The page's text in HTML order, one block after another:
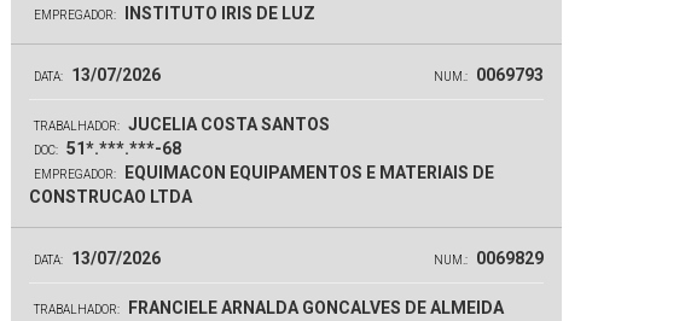
EMPREGADOR: INSTITUTO IRIS DE LUZ
DATA: 13/07/2026 NUM.: 0069793
TRABALHADOR: JUCELIA COSTA SANTOS
DOC: 51*.***.***-68
EMPREGADOR:
EQUIMACON EQUIPAMENTOS E MATERIAIS DE
CONSTRUCAO LTDA
DATA: 13/07/2026 NUM.: 0069829
TRABALHADOR: FRANCIELE ARNALDA GONCALVES DE ALMEIDA